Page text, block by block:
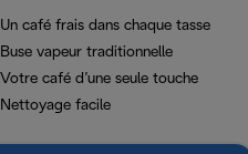
Un café frais dans chaque tasse
Buse vapeur traditionnelle
Votre café d’une seule touche
Nettoyage facile